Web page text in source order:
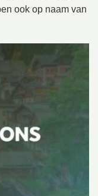
ook op naam van